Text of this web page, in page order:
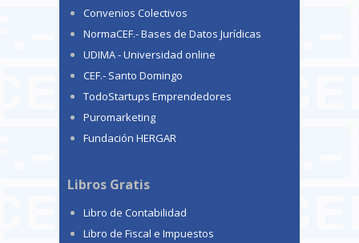
Convenios Colectivos
NormaCEF.- Bases de Datos Jurídicas
UDIMA - Universidad online
CEF.- Santo Domingo
TodoStartups Emprendedores
Puromarketing
Fundación HERGAR
Libros Gratis
Libro de Contabilidad
Libro de Fiscal e Impuestos